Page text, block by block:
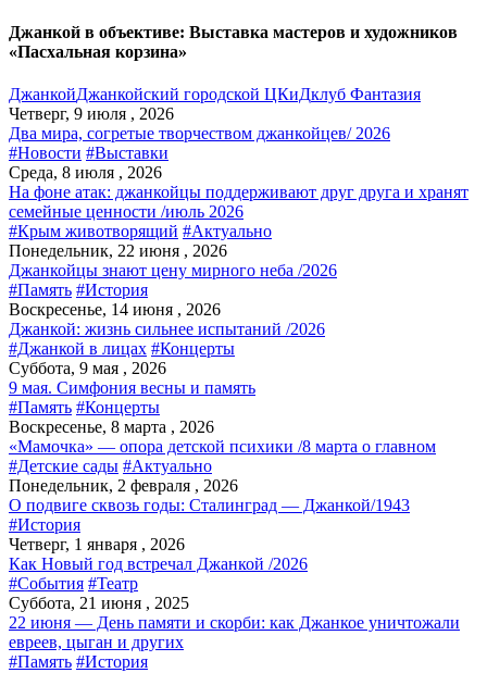
Джанкой в объективе: Выставка мастеров и художников
«Пасхальная корзина»
ДжанкойДжанкойский городской ЦКиДклуб Фантазия
Четверг, 9 июля , 2026
Два мира, согретые творчеством джанкойцев/ 2026
#Новости #Выставки
Среда, 8 июля , 2026
На фоне атак: джанкойцы поддерживают друг друга и хранят
семейные ценности /июль 2026
#Крым животворящий #Актуально
Понедельник, 22 июня , 2026
Джанкойцы знают цену мирного неба /2026
#Память #История
Воскресенье, 14 июня , 2026
Джанкой: жизнь сильнее испытаний /2026
#Джанкой в лицах #Концерты
Суббота, 9 мая , 2026
9 мая. Симфония весны и память
#Память #Концерты
Воскресенье, 8 марта , 2026
«Мамочка» — опора детской психики /8 марта о главном
#Детские сады #Актуально
Понедельник, 2 февраля , 2026
О подвиге сквозь годы: Сталинград — Джанкой/1943
#История
Четверг, 1 января , 2026
Как Новый год встречал Джанкой /2026
#События #Театр
Суббота, 21 июня , 2025
22 июня — День памяти и скорби: как Джанкое уничтожали
евреев, цыган и других
#Память #История